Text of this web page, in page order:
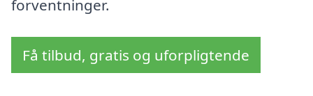
forventninger.
Få tilbud, gratis og uforpligtende